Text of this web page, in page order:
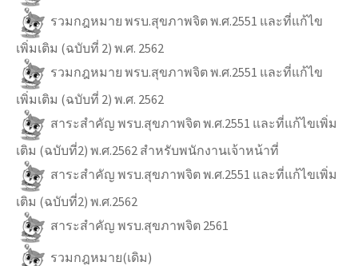
รวมกฎหมาย พรบ.สุขภาพจิต พ.ศ.2551 และที่แก้ไข
เพิ่มเติม (ฉบับที่ 2) พ.ศ. 2562
รวมกฎหมาย พรบ.สุขภาพจิต พ.ศ.2551 และที่แก้ไข
เพิ่มเติม (ฉบับที่ 2) พ.ศ. 2562
สาระสำคัญ พรบ.สุขภาพจิต พ.ศ.2551 และที่แก้ไขเพิ่ม
เติม (ฉบับที่2) พ.ศ.2562 สำหรับพนักงานเจ้าหน้าที่
สาระสำคัญ พรบ.สุขภาพจิต พ.ศ.2551 และที่แก้ไขเพิ่ม
เติม (ฉบับที่2) พ.ศ.2562
สาระสำคัญ พรบ.สุขภาพจิต 2561
รวมกฎหมาย(เดิม)